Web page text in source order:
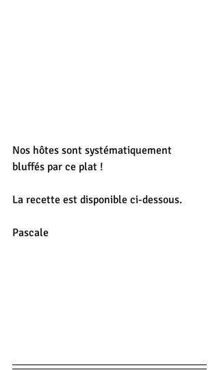
Nos hôtes sont systématiquement
bluffés par ce plat !
La recette est disponible ci-dessous.
Pascale